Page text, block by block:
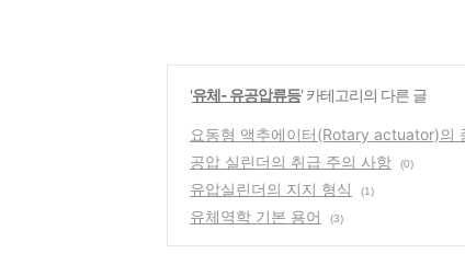
'유체- 유공압류등' 카테고리의 다른 글
요동형 액추에이터(Rotary actuator)의
공압 실린더의 취급 주의 사항 (0)
유압실린더의 지지 형식 (1)
유체역학 기본 용어 (3)